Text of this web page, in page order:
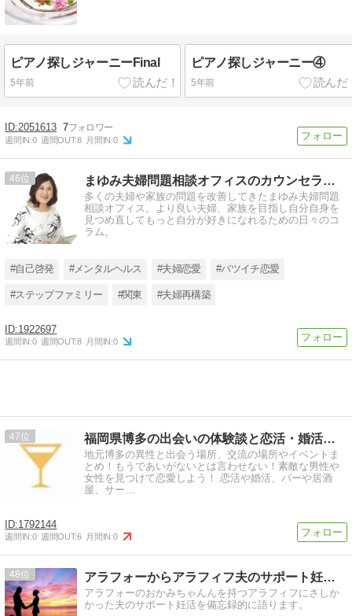
ピアノ探しジャーニーFinal
5年前
ピアノ探しジャーニー④
5年前
2051613 7
週間IN:0 週間OUT:8 月間IN:0
46 まゆみ夫婦問題相談オフィスのカウンセラーコラム
多くの夫婦や家族の問題を改善してきたまゆみ夫婦問題
相談オフィス。より良い夫婦、家族を目指し自分自身を
見つめ直してもっと自分が好きになれるための日々のコ
ラム。
#自己啓発 #メンタルヘルス #夫婦恋愛 #バツイチ恋愛
#ステップファミリー #関東 #夫婦再構築
1922697
週間IN:0 週間OUT:8 月間IN:0
47 福岡県博多の出会いの体験談と恋活・婚活の場
地元博多の異性と出会う場所、交流の場所やイベントま
とめ！もうであいがないとは言わせない！素敵な男性や
女性を見つけて恋愛しよう！ 恋活や婚活、バーや居酒
屋、サー…
1792144
週間IN:0 週間OUT:6 月間IN:0
48 アラフォーからアラフィフ夫のサポート妊活ブログ
アラフォーのおかみちゃんんを持つアラフィフにさしか
かった夫のサポート妊活を備忘録的に語ります。